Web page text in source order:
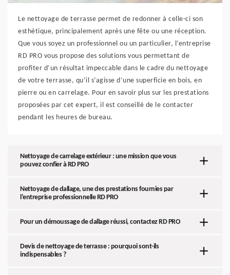
Le nettoyage de terrasse permet de redonner à celle-ci son
esthétique, principalement après une fête ou une réception.
Que vous soyez un professionnel ou un particulier, l’entreprise
RD PRO vous propose des solutions vous permettant de
profiter d’un résultat impeccable dans le cadre du nettoyage
de votre terrasse, qu’il s’agisse d’une superficie en bois, en
pierre ou en carrelage. Pour en savoir plus sur les prestations
proposées par cet expert, il est conseillé de le contacter
pendant les heures de bureau.
Nettoyage de carrelage extérieur : une mission que vous
pouvez confier à RD PRO
Nettoyage de dallage, une des prestations fournies par
l’entreprise professionnelle RD PRO
Pour un démoussage de dallage réussi, contactez RD PRO
Devis de nettoyage de terrasse : pourquoi sont-ils
indispensables ?